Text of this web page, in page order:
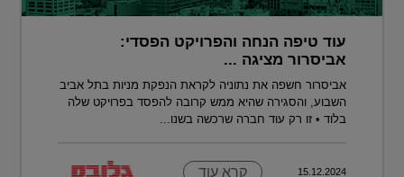
עוד טיפה הנחה והפרויקט הפסדי:
אביסרור מציגה ...
אביסרור חשפה את נתוניה לקראת הנפקת מניות בתל אביב
השבוע, והסגירה שהיא ממש קרובה להפסד בפרויקט שלה
בלוד • זו רק עוד חברה שרכשה בשנו...
15.12.2024 קרא עוד